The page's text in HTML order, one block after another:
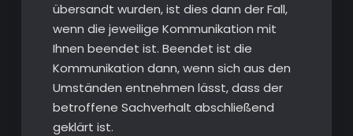
übersandt wurden, ist dies dann der Fall,
wenn die jeweilige Kommunikation mit
Ihnen beendet ist. Beendet ist die
Kommunikation dann, wenn sich aus den
Umständen entnehmen lässt, dass der
betroffene Sachverhalt abschließend
geklärt ist.